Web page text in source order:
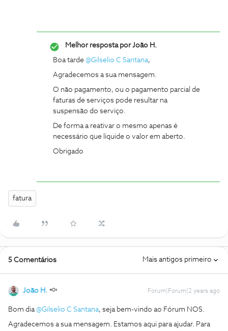
Melhor resposta porJoão H.
Boa tarde @Gilselio C Santana,
Agradecemos a sua mensagem.
O não pagamento, ou o pagamento parcial de
faturas de serviços pode resultar na
suspensão do serviço.
De forma a reativar o mesmo apenas é
necessário que liquide o valor em aberto.
Obrigado
fatura
5 Comentários Mais antigos primeiro
João H. Forum|Forum|2 years ago
Bom dia@Gilselio C Santana, seja bem-vindo ao Fórum NOS.
Agradecemos a sua mensagem. Estamos aqui para ajudar. Para